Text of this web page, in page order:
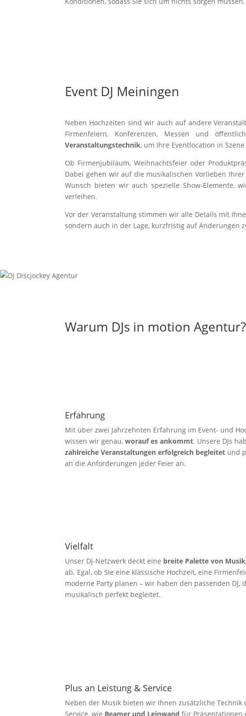
Event DJ Meiningen
Neben Hochzeiten sind wir auch auf andere
Firmenfeiern, Konferenzen, Messen und
Veranstaltungstechnik, um Ihre Eventlocation in
Ob Firmenjubiläum, Weihnachtsfeier oder
Dabei gehen wir auf die musikalischen Vorlieben
Wunsch bieten wir auch spezielle Show-Elemente,
verleihen.
Vor der Veranstaltung stimmen wir alle Details mit
sondern auch in der Lage, kurzfristig auf Änderungen
Warum DJs in motion Agentur?
Erfahrung
Mit über zwei Jahrzehnten Erfahrung im Event- und
wissen wir genau,worauf es ankommt. Unsere DJs
zahlreiche Veranstaltungen erfolgreich begleitet und
an die Anforderungen jeder Feier an.
Vielfalt
Unser DJ-Netzwerk deckt eine breite Palette von
ab. Egal, ob Sie eine klassische Hochzeit, eine
moderne Party planen – wir haben den passenden DJ,
musikalisch perfekt begleitet.
Plus an Leistung & Service
Neben der Musik bieten wir Ihnen zusätzliche Technik
Service, wie Beamer und Leinwand für Präsentationen